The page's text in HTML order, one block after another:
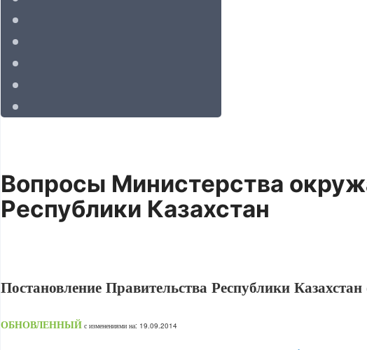
Вопросы Министерства
Республики Казахстан
Постановление Правительства Республики
ОБНОВЛЕННЫЙ с изменениями на: 19.09.2014